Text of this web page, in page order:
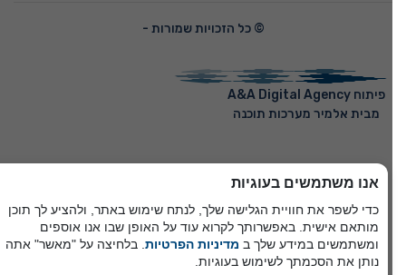
פיתוח A&A Digital Agency
מביתאלמיר מערכות תוכנה
© כל הזכויות שמורות -
אנו משתמשים בעוגיות
כדי לשפר את חוויית הגלישה שלך, לנתח שימוש באתר, ולהציע לך תוכן
מותאם אישית. באפשרותך לקרוא עוד על האופן שבו אנו אוספים
ומשתמשים במידע שלך ב מדיניות הפרטיות. בלחיצה על "מאשר" אתה
נותן את הסכמתך לשימוש בעוגיות.